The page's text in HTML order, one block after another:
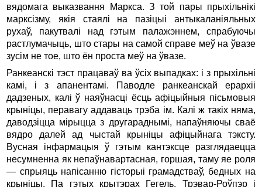
вядомага выказвання Маркса. З той пары прыхільнікі
марксізму, якія стаялі на пазіцыі антыкаланіяльных
рухаў, пакутвалі над гэтым палажэннем, спрабуючы
растлумачыць, што стары на самой справе меў на ўвазе
зусім не тое, што ён проста меў на ўвазе.
Ранкеанскі тэст працаваў ва ўсіх выпадках: і з прыхільні
камі, і з апанентамі. Паводле ранкеанскай ерархіі
дадзеных, калі ў наяўнасці ёсць афіцыйныя пісьмовыя
крыніцы, перавагу аддаваць трэба ім. Калі ж такіх няма,
даводзіцца мірыцца з другараднымі, напаўняючы сваё
вядро далей ад чыстай крыніцы афіцыйнага тэксту.
Вусная інфармацыя ў гэтым кантэксце разглядаецца
несумненна як непаўнавартасная, горшая, таму яе роля
— спрыяць напісанню гісторыі грамадстваў, бедных на
крыніцы. Па гэтых крытэрах Гегель, Трэвар-Роўпэр і